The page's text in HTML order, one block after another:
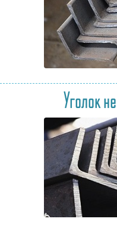
Уголок